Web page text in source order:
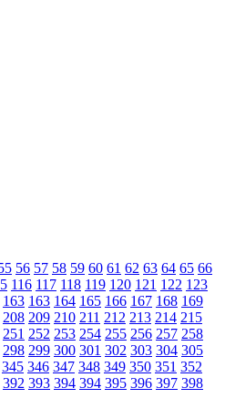
56 57 58 59 60 61 62 63 64 65 66
116 117 118 119 120 121 122 123
163 163 164 165 166 167 168 169
208 209 210 211 212 213 214 215
251 252 253 254 255 256 257 258
298 299 300 301 302 303 304 305
345 346 347 348 349 350 351 352
392 393 394 394 395 396 397 398